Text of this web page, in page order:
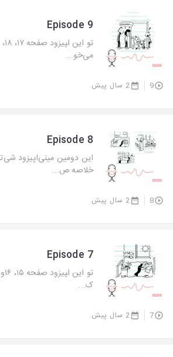
Episode 9
می‌خو...
9 2 سال پیش
Episode 8
این دومین مینی‌اپیزود
خلاصه ص...
8 2 سال پیش
Episode 7
ک...
7 2 سال پیش